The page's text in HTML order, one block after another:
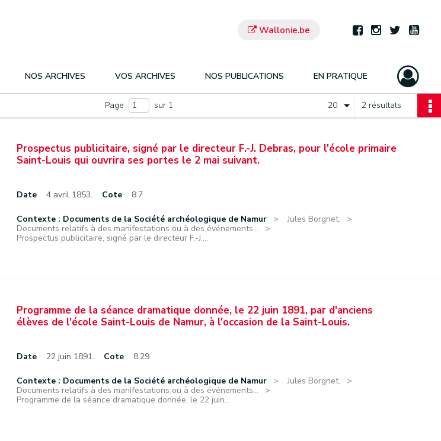
Wallonie.be
NOS ARCHIVES VOS ARCHIVES NOS PUBLICATIONS EN PRATIQUE
Page sur 1 2 résultats
20
Prospectus publicitaire, signé par le directeur F.-J. Debras, pour l'école primaire
Saint-Louis qui ouvrira ses portes le 2 mai suivant.
Date 4 avril 1853. Cote 8.7
Contexte : Documents de la Société archéologique de Namur
Jules Borgnet.
Documents relatifs à des manifestations ou à des événements...
Prospectus publicitaire, signé par le directeur F.-J....
Programme de la séance dramatique donnée, le 22 juin 1891, par d'anciens
élèves de l'école Saint-Louis de Namur, à l'occasion de la Saint-Louis.
Date 22 juin 1891. Cote 8.29
Contexte : Documents de la Société archéologique de Namur
Jules Borgnet.
Documents relatifs à des manifestations ou à des événements...
Programme de la séance dramatique donnée, le 22 juin...